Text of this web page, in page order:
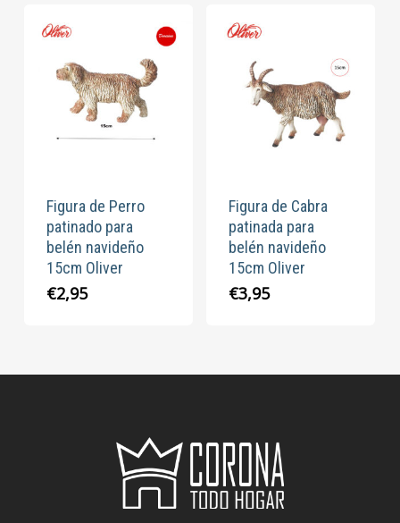
Figura de Perro
patinado para
belén navideño
15cm Oliver
€2,95
Figura de Cabra
patinada para
belén navideño
15cm Oliver
€3,95